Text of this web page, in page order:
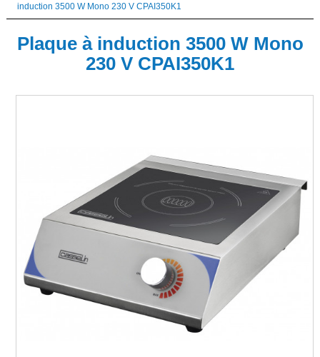
induction 3500 W Mono 230 V CPAI350K1
Plaque à induction 3500 W Mono
230 V CPAI350K1